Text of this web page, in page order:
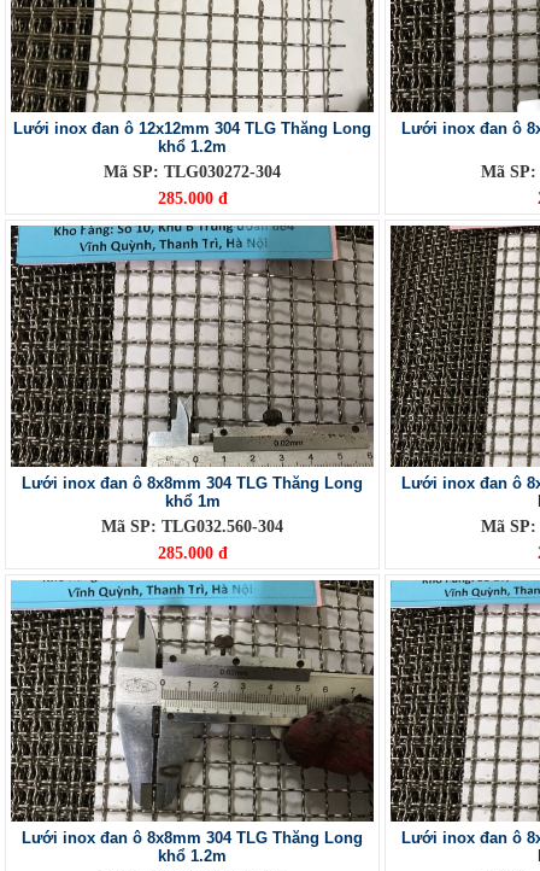
Lưới inox đan ô 12x12mm 304 TLG Thăng Long
khổ 1.2m
Mã SP: TLG030272-304
285.000 đ
Lưới inox đan ô
Mã SP:
Lưới inox đan ô 8x8mm 304 TLG Thăng Long
khổ 1m
Mã SP: TLG032.560-304
285.000 đ
Lưới inox đan ô
Mã SP:
Lưới inox đan ô 8x8mm 304 TLG Thăng Long
khổ 1.2m
Lưới inox đan ô